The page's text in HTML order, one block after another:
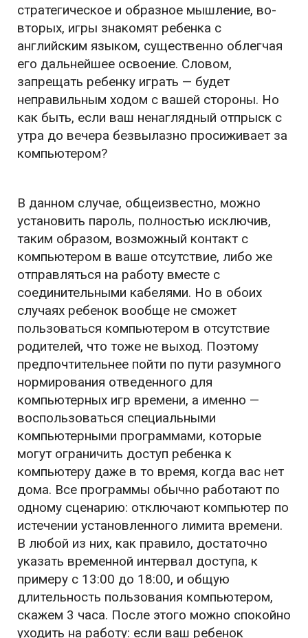
стратегическое и образное мышление, во-
вторых, игры знакомят ребенка с
английским языком, существенно облегчая
его дальнейшее освоение. Словом,
запрещать ребенку играть — будет
неправильным ходом с вашей стороны. Но
как быть, если ваш ненаглядный отпрыск с
утра до вечера безвылазно просиживает за
компьютером?
В данном случае, общеизвестно, можно
установить пароль, полностью исключив,
таким образом, возможный контакт с
компьютером в ваше отсутствие, либо же
отправляться на работу вместе с
соединительными кабелями. Но в обоих
случаях ребенок вообще не сможет
пользоваться компьютером в отсутствие
родителей, что тоже не выход. Поэтому
предпочтительнее пойти по пути разумного
нормирования отведенного для
компьютерных игр времени, а именно —
воспользоваться специальными
компьютерными программами, которые
могут ограничить доступ ребенка к
компьютеру даже в то время, когда вас нет
дома. Все программы обычно работают по
одному сценарию: отключают компьютер по
истечении установленного лимита времени.
В любой из них, как правило, достаточно
указать временной интервал доступа, к
примеру с 13:00 до 18:00, и общую
длительность пользования компьютером,
скажем 3 часа. После этого можно спокойно
уходить на работу: если ваш ребенок